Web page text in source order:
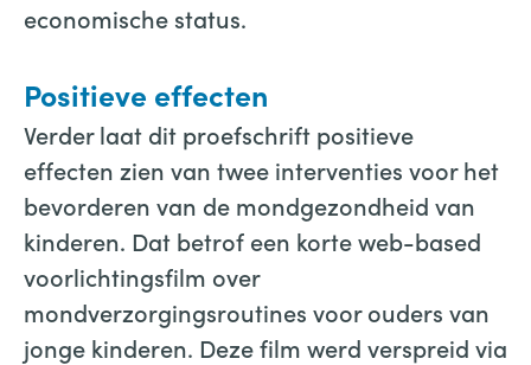
economische status.
Positieve effecten
Verder laat dit proefschrift positieve
effecten zien van twee interventies voor het
bevorderen van de mondgezondheid van
kinderen. Dat betrof een korte web-based
voorlichtingsfilm over
mondverzorgingsroutines voor ouders van
jonge kinderen. Deze film werd verspreid via